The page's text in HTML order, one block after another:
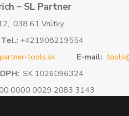
– SL Partner
038 61 Vrútky
Tel.: +421908219554
tools.sk E-mail:
SK 1026096324
0000 0029 2083 3143